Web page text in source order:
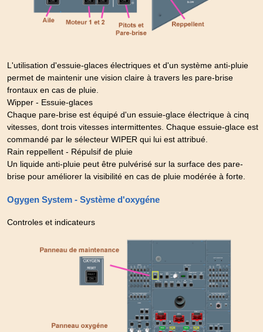
L'utilisation d'essuie-glaces électriques et d'un système anti-pluie
permet de maintenir une vision claire à travers les pare-brise
frontaux en cas de pluie.
Wipper - Essuie-glaces
Chaque pare-brise est équipé d'un essuie-glace électrique à cinq
vitesses, dont trois vitesses intermittentes. Chaque essuie-glace est
commandé par le sélecteur WIPER qui lui est attribué.
Rain reppellent - Répulsif de pluie
Un liquide anti-pluie peut être pulvérisé sur la surface des pare-
brise pour améliorer la visibilité en cas de pluie modérée à forte.
Ogygen System - Système d'oxygéne
Controles et indicateurs